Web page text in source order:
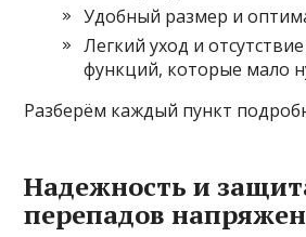
Удобный размер и
Легкий уход и
функций, которые мало
Разберём каждый пункт
Надежность и
перепадов